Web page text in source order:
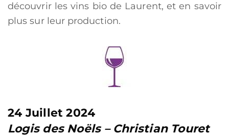
découvrir les vins bio de Laurent, et en savoir
plus sur leur production.
24 Juillet 2024
Logis des Noëls – Christian Touret